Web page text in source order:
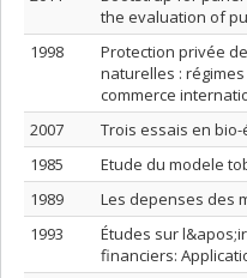
the evaluation of
1998
Protection privée
naturelles :
commerce
2007
Trois essais en
1985
Etude du modele
1989
Les depenses des
1993
Études sur
financiers: